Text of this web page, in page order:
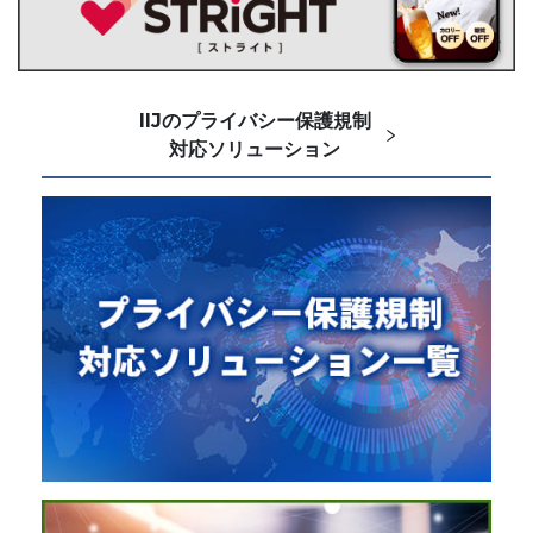
IIJのプライバシー保護規制
対応ソリューション